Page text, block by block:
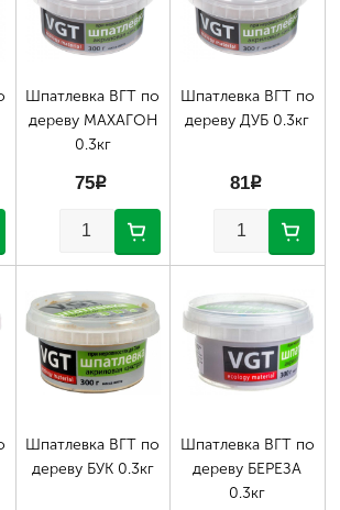
Шпатлевка ВГТ по
дереву МАХАГОН
0.3кг
75p
Шпатлевка ВГТ по
дереву ДУБ 0.3кг
81p
Шпатлевка ВГТ по
дереву БУК 0.3кг
Шпатлевка ВГТ по
дереву БЕРЕЗА
0.3кг